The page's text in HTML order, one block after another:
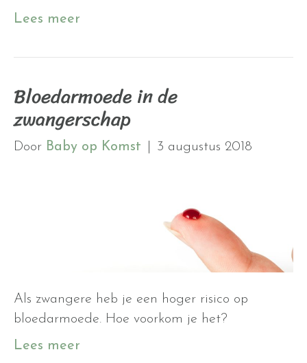
Lees meer
Bloedarmoede in de
zwangerschap
Door Baby op Komst 3 augustus 2018
Als zwangere heb je een hoger risico op
bloedarmoede. Hoe voorkom je het?
Lees meer